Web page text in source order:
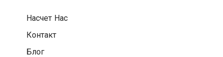
Насчет Нас
Контакт
Блог